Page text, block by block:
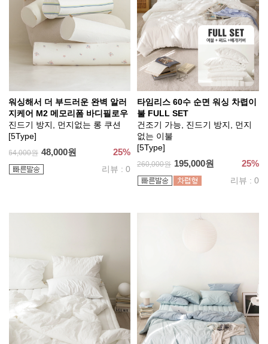
워싱해서 더 부드러운 완벽 알러
지케어 M2 메모리폼 바디필로우
진드기 방지, 먼지없는 롱 쿠션
[5Type]
64,000원 48,000원 25%
리뷰 : 0
타임리스 60수 순면 워싱 차렵이
불 FULL SET
건조기 가능, 진드기 방지, 먼지
없는 이불
[5Type]
260,000원 195,000원 25%
리뷰 : 0